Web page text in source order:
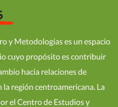
y Metodologías es un espacio
cuyo propósito es contribuir
hacia relaciones de
región centroamericana. La
el Centro de Estudios y